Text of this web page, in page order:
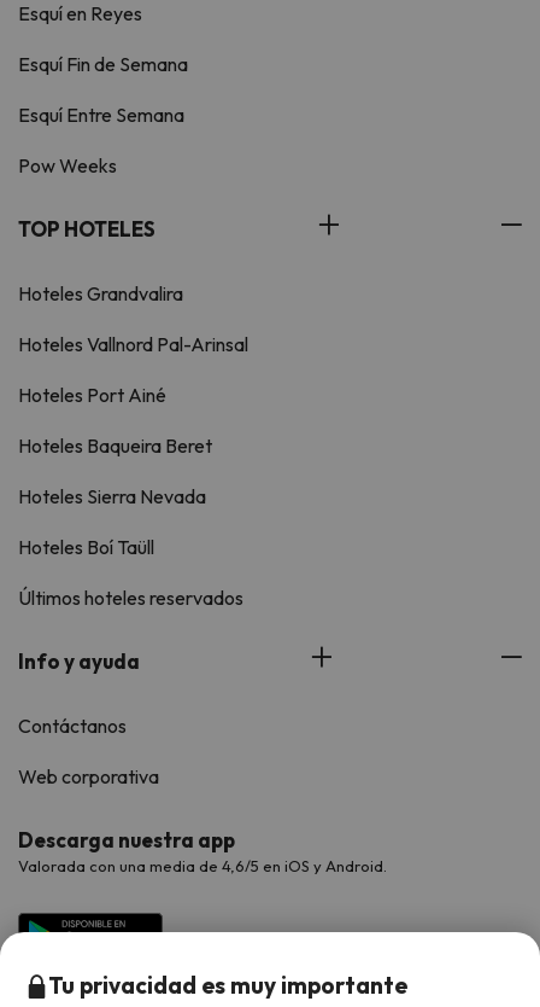
Esquí en Reyes
Esquí Fin de Semana
Esquí Entre Semana
Pow Weeks
TOP HOTELES
Hoteles Grandvalira
Hoteles Vallnord Pal-Arinsal
Hoteles Port Ainé
Hoteles Baqueira Beret
Hoteles Sierra Nevada
Hoteles Boí Taüll
Últimos hoteles reservados
Info y ayuda
Contáctanos
Web corporativa
Descarga nuestra app
Valorada con una media de 4,6/5 en iOS y Android.
Tu privacidad es muy importante